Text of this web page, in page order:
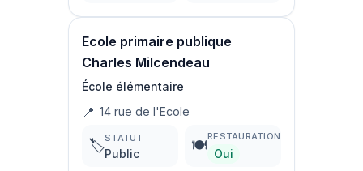
Ecole primaire publique
Charles Milcendeau
École élémentaire
📍 14 rue de l'Ecole
🏷️STATUT
Public 🍽️
RESTAURATION
Oui